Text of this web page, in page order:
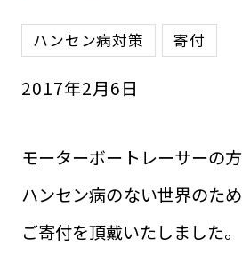
ハンセン病対策 寄付
2017年2月6日
モーターボートレーサーの
ハンセン病のない世界のた
ご寄付を頂戴いたしました。